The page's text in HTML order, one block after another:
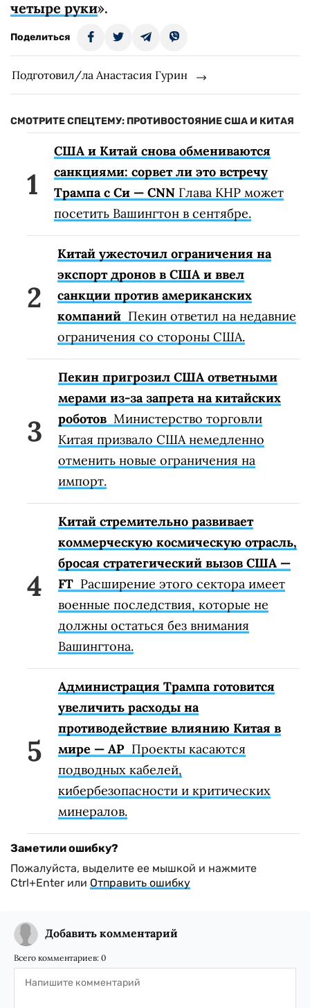
четыре руки».
Поделиться
Подготовил/ла Анастасия Гурин
СМОТРИТЕ СПЕЦТЕМУ: ПРОТИВОСТОЯНИЕ США И КИТАЯ
США и Китай снова обмениваются
санкциями: сорвет ли это встречу
Трампа с Си — CNN Глава КНР может
посетить Вашингтон в сентябре.
Китай ужесточил ограничения на
экспорт дронов в США и ввел
санкции против американских
компаний Пекин ответил на недавние
ограничения со стороны США.
Пекин пригрозил США ответными
мерами из-за запрета на китайских
роботов Министерство торговли
Китая призвало США немедленно
отменить новые ограничения на
импорт.
Китай стремительно развивает
коммерческую космическую отрасль,
бросая стратегический вызов США —
FT Расширение этого сектора имеет
военные последствия, которые не
должны остаться без внимания
Вашингтона.
Администрация Трампа готовится
увеличить расходы на
противодействие влиянию Китая в
мире — AP Проекты касаются
подводных кабелей,
кибербезопасности и критических
минералов.
Заметили ошибку?
Пожалуйста, выделите ее мышкой и нажмите
Ctrl+Enter или Отправить ошибку
Добавить комментарий
Всего комментариев: 0